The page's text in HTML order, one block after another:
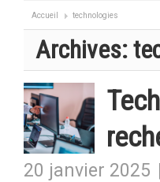
Accueil technologies
Archives:
20 janvier 2025